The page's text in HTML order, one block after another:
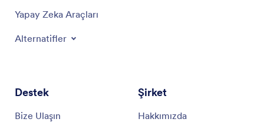
Yapay Zeka Araçları
Alternatifler
Destek
Bize Ulaşın
Şirket
Hakkımızda